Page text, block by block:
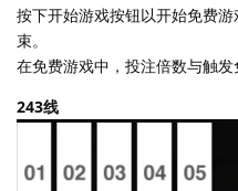
按下开始游戏按钮以开始免费
束。
在免费游戏中，投注倍数与触发
243线